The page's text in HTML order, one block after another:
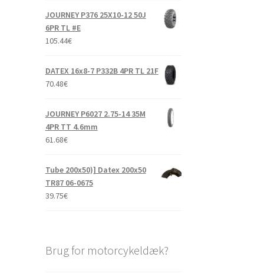
JOURNEY P376 25X10-12 50J
6PR TL #E
105.44€
DATEX 16x8-7 P332B 4PR TL 21F
70.48€
JOURNEY P6027 2.75-14 35M
4PR TT 4.6mm
61.68€
Tube 200x50)] Datex 200x50
TR87 06-0675
39.75€
Brug for motorcykeldæk?